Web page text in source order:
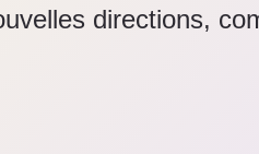
directions,